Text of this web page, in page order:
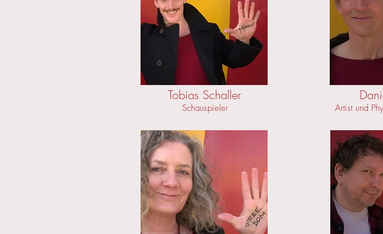
Tobias Schaller
Schauspieler Artist und